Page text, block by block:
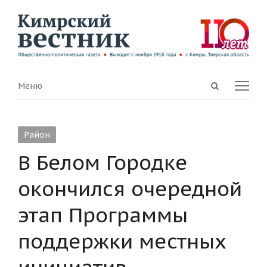
Open
Menu
Меню
Район
В Белом Городке
окончился очередной
этап Программы
поддержки местных